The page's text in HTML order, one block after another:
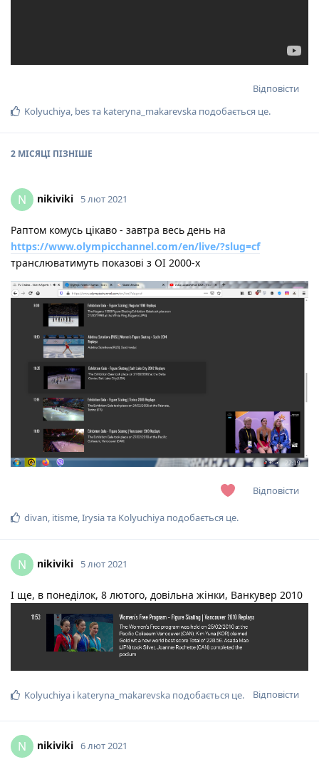
Відповісти
Kolyuchiya, besта kateryna_makarevska подобається це.
2 МІСЯЦІ ПІЗНІШЕ
N nikiviki 5 лют 2021
Раптом комусь цікаво - завтра весь день на
https://www.olympicchannel.com/en/live/?slug=cf
транслюватимуть показові з ОІ 2000-х
Відповісти
divan, itisme,Irysiaта Kolyuchiya подобається це.
N nikiviki 5 лют 2021
І ще, в понеділок, 8 лютого, довільна жінки, Ванкувер 2010
Відповісти
Kolyuchiya і kateryna_makarevska подобається це.
N nikiviki 6 лют 2021